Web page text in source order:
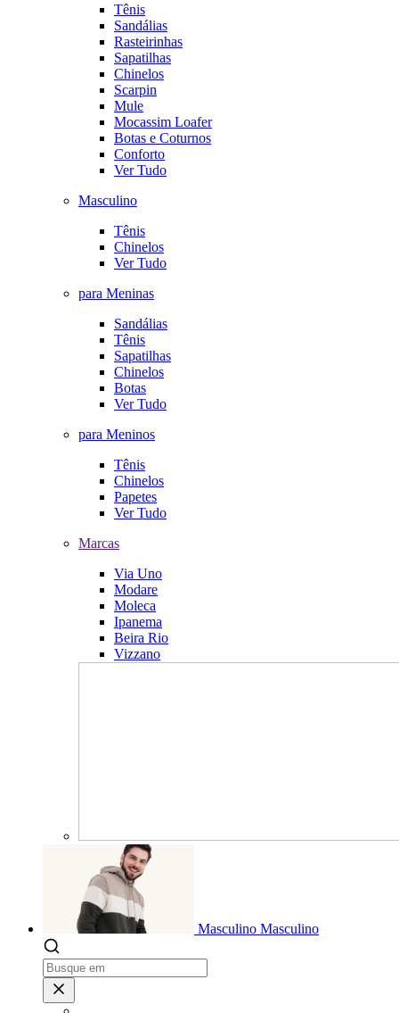
Tênis
Sandálias
Rasteirinhas
Sapatilhas
Chinelos
Scarpin
Mule
Mocassim Loafer
Botas e Coturnos
Conforto
Ver Tudo
Masculino
Tênis
Chinelos
Ver Tudo
para Meninas
Sandálias
Tênis
Sapatilhas
Chinelos
Botas
Ver Tudo
para Meninos
Tênis
Chinelos
Papetes
Ver Tudo
Marcas
Via Uno
Modare
Moleca
Ipanema
Beira Rio
Vizzano
Masculino Masculino